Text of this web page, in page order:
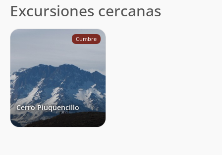
Excursiones cercanas
Cumbre
Cerro Piuquencillo